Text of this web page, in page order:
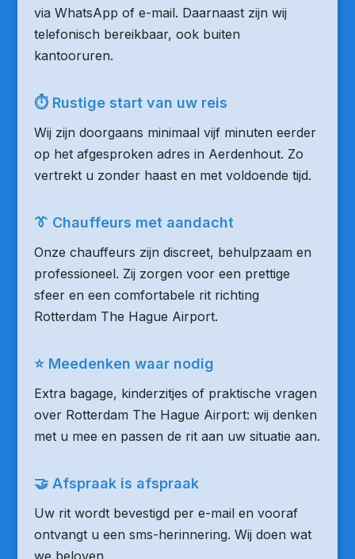
via WhatsApp of e-mail. Daarnaast zijn wij
telefonisch bereikbaar, ook buiten
kantooruren.
⏱ Rustige start van uw reis
Wij zijn doorgaans minimaal vijf minuten eerder
op het afgesproken adres in Aerdenhout. Zo
vertrekt u zonder haast en met voldoende tijd.
👔 Chauffeurs met aandacht
Onze chauffeurs zijn discreet, behulpzaam en
professioneel. Zij zorgen voor een prettige
sfeer en een comfortabele rit richting
Rotterdam The Hague Airport.
⭐ Meedenken waar nodig
Extra bagage, kinderzitjes of praktische vragen
over Rotterdam The Hague Airport: wij denken
met u mee en passen de rit aan uw situatie aan.
🤝 Afspraak is afspraak
Uw rit wordt bevestigd per e-mail en vooraf
ontvangt u een sms-herinnering. Wij doen wat
we beloven.